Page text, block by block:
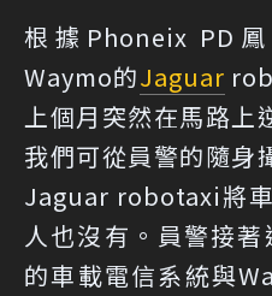
根據Phoneix PD
Waymo的Jaguar
上個月突然在馬路上
我們可從員警的隨身
Jaguar robotaxi將
人也沒有。員警接
的車載電信系統與